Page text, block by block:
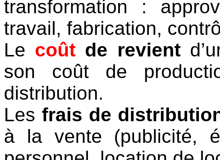
transformation :
travail, fabrication,
Le coût de revient
son coût de
distribution.
Lesfrais de
à la vente (publicité,